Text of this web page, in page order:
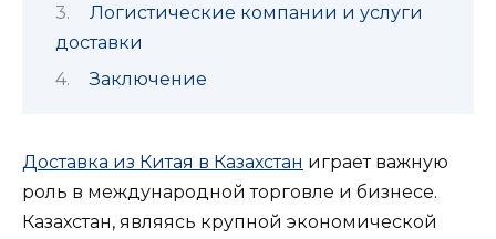
Логистические компании и услуги
доставки
Заключение
Доставка из Китая в Казахстан играет важную
роль в международной торговле и бизнесе.
Казахстан, являясь крупной экономической